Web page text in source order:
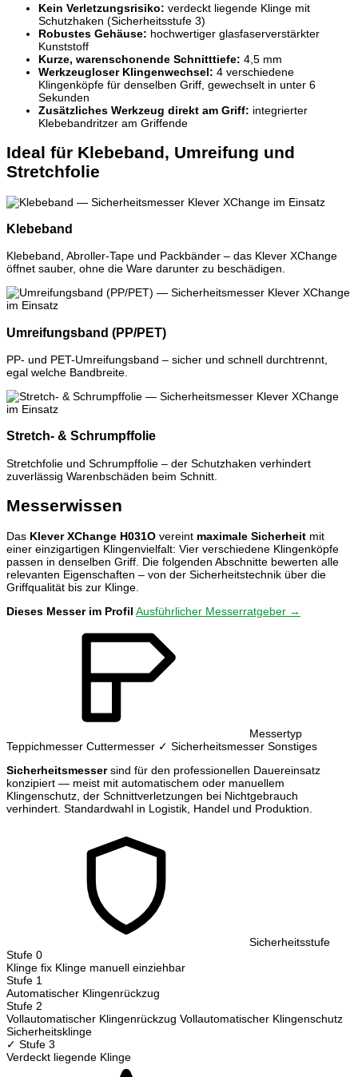
Kein Verletzungsrisiko: verdeckt liegende Klinge mit
Schutzhaken (Sicherheitsstufe 3)
Robustes Gehäuse: hochwertiger glasfaserverstärkter
Kunststoff
Kurze, warenschonende Schnitttiefe: 4,5 mm
Werkzeugloser Klingenwechsel: 4 verschiedene
Klingenköpfe für denselben Griff, gewechselt in unter 6
Sekunden
Zusätzliches Werkzeug direkt am Griff: integrierter
Klebebandritzer am Griffende
Ideal für Klebeband, Umreifung und
Stretchfolie
Klebeband
Klebeband, Abroller-Tape und Packbänder – das Klever XChange
öffnet sauber, ohne die Ware darunter zu beschädigen.
Umreifungsband (PP/PET)
PP- und PET-Umreifungsband – sicher und schnell durchtrennt,
egal welche Bandbreite.
Stretch- & Schrumpffolie
Stretchfolie und Schrumpffolie – der Schutzhaken verhindert
zuverlässig Warenbschäden beim Schnitt.
Messerwissen
Das Klever XChange H031O vereint maximale Sicherheit mit
einer einzigartigen Klingenvielfalt: Vier verschiedene Klingenköpfe
passen in denselben Griff. Die folgenden Abschnitte bewerten alle
relevanten Eigenschaften – von der Sicherheitstechnik über die
Griffqualität bis zur Klinge.
Dieses Messer im Profil Ausführlicher Messerratgeber →
Messertyp
Teppichmesser Cuttermesser ✓ Sicherheitsmesser Sonstiges
Sicherheitsmessersind für den professionellen Dauereinsatz
konzipiert — meist mit automatischem oder manuellem
Klingenschutz, der Schnittverletzungen bei Nichtgebrauch
verhindert. Standardwahl in Logistik, Handel und Produktion.
Sicherheitsstufe
Stufe 0
Klinge fix Klinge manuell einziehbar
Stufe 1
Automatischer Klingenrückzug
Stufe 2
Vollautomatischer Klingenrückzug Vollautomatischer Klingenschutz
Sicherheitsklinge
✓ Stufe 3
Verdeckt liegende Klinge